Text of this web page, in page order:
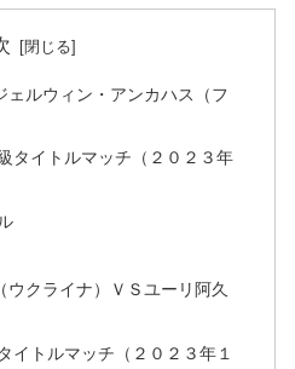
ェルウィン・アンカハス（フ
タイトルマッチ（２０２３年
クライナ）ＶＳユーリ阿久
イトルマッチ（２０２３年１